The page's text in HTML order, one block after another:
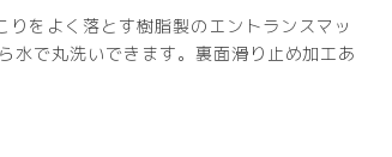
りをよく落とす樹脂製のエントランスマッ
水で丸洗いできます。裏面滑り止め加工あ